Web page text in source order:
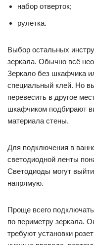
набор отверток;
рулетка.
Выбор остальных
зеркала. Обычно всё
Зеркало без шкафчика
специальный клей. Но
перевесить в другое
шкафчиком подбирают
материала стены.
Для подключения в
светодиодной ленты
Светодиоды могут
напрямую.
Проще всего
по периметру зеркала.
требуют установки